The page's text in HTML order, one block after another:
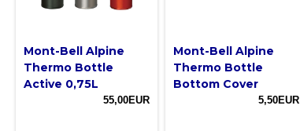
Mont-Bell Alpine
Thermo Bottle
Active 0,75L
55,00EUR
Mont-Bell Alpine
Thermo Bottle
Bottom Cover
5,50EUR